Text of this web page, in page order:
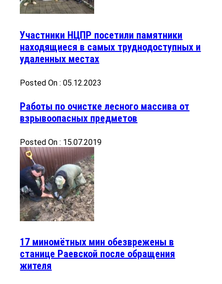
Участники НЦПР посетили памятники
находящиеся в самых труднодоступных и
удаленных местах
Posted On : 05.12.2023
Работы по очистке лесного массива от
взрывоопасных предметов
Posted On : 15.07.2019
17 миномётных мин обезврежены в
станице Раевской после обращения
жителя